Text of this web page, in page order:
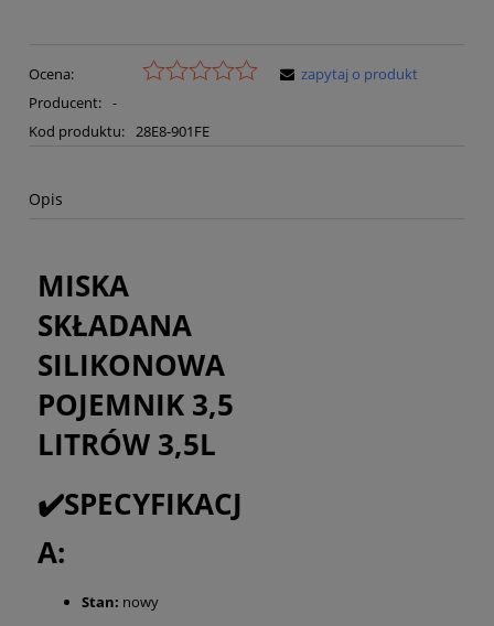
Ocena:
Producent: -
Kod produktu: 28E8-901FE
zapytaj o produkt
Opis
MISKA
SKŁADANA
SILIKONOWA
POJEMNIK 3,5
LITRÓW 3,5L
✔️SPECYFIKACJ
A:
Stan: nowy